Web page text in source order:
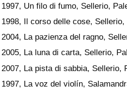
Un filo di fumo, Sellerio,
Il corso delle cose, Sellerio,
La pazienza del ragno,
La luna di carta, Sellerio,
La pista di sabbia, Sellerio,
La voz del violín,